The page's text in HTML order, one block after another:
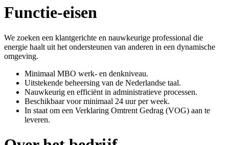
Functie-eisen
We zoeken een klantgerichte en nauwkeurige professional die
energie haalt uit het ondersteunen van anderen in een dynamische
omgeving.
Minimaal MBO werk- en denkniveau.
Uitstekende beheersing van de Nederlandse taal.
Nauwkeurig en efficiënt in administratieve processen.
Beschikbaar voor minimaal 24 uur per week.
In staat om een Verklaring Omtrent Gedrag (VOG) aan te
leveren.